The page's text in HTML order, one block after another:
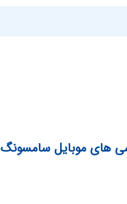
موبایل سامسونگ 1402/01/26